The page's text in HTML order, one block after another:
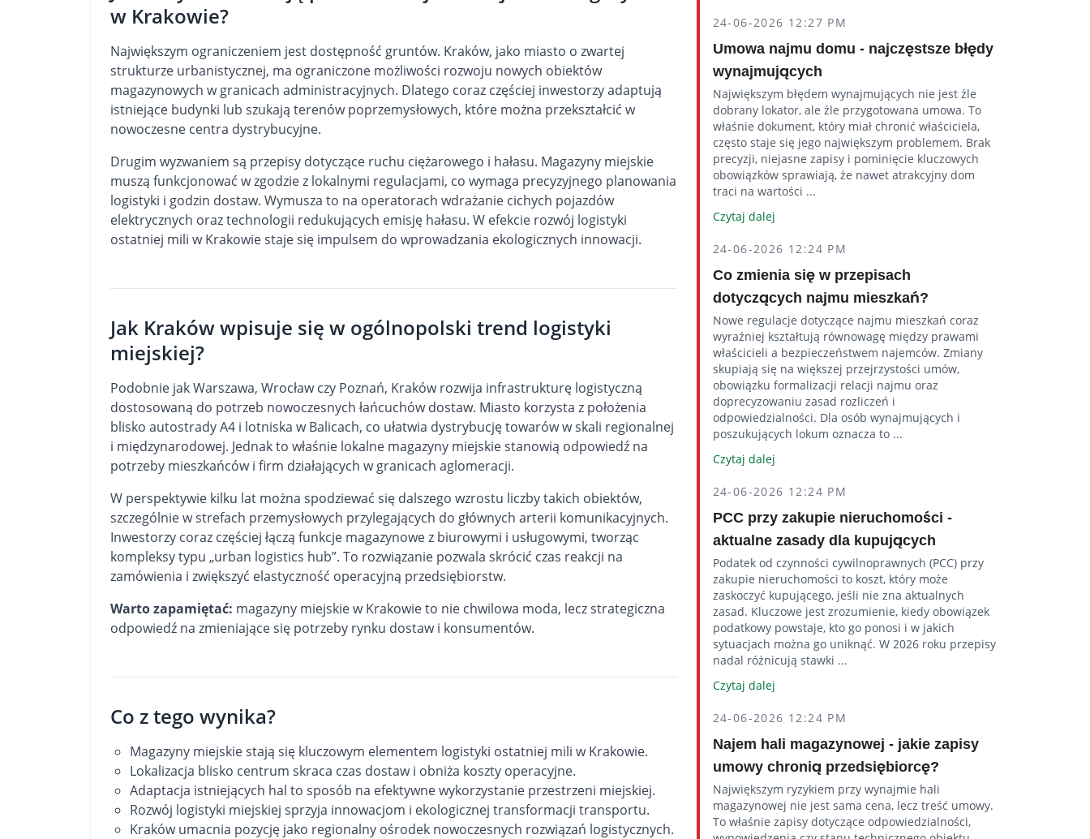
w Krakowie?
Największym ograniczeniem jest dostępność gruntów. Kraków, jako miasto o zwartej
strukturze urbanistycznej, ma ograniczone możliwości rozwoju nowych obiektów
magazynowych w granicach administracyjnych. Dlatego coraz częściej inwestorzy adaptują
istniejące budynki lub szukają terenów poprzemysłowych, które można przekształcić w
nowoczesne centra dystrybucyjne.
Drugim wyzwaniem są przepisy dotyczące ruchu ciężarowego i hałasu. Magazyny miejskie
muszą funkcjonować w zgodzie z lokalnymi regulacjami, co wymaga precyzyjnego planowania
logistyki i godzin dostaw. Wymusza to na operatorach wdrażanie cichych pojazdów
elektrycznych oraz technologii redukujących emisję hałasu. W efekcie rozwój logistyki
ostatniej mili w Krakowie staje się impulsem do wprowadzania ekologicznych innowacji.
Jak Kraków wpisuje się w ogólnopolski trend logistyki
miejskiej?
Podobnie jak Warszawa, Wrocław czy Poznań, Kraków rozwija infrastrukturę logistyczną
dostosowaną do potrzeb nowoczesnych łańcuchów dostaw. Miasto korzysta z położenia
blisko autostrady A4 i lotniska w Balicach, co ułatwia dystrybucję towarów w skali regionalnej
i międzynarodowej. Jednak to właśnie lokalne magazyny miejskie stanowią odpowiedź na
potrzeby mieszkańców i firm działających w granicach aglomeracji.
W perspektywie kilku lat można spodziewać się dalszego wzrostu liczby takich obiektów,
szczególnie w strefach przemysłowych przylegających do głównych arterii komunikacyjnych.
Inwestorzy coraz częściej łączą funkcje magazynowe z biurowymi i usługowymi, tworząc
kompleksy typu „urban logistics hub”. To rozwiązanie pozwala skrócić czas reakcji na
zamówienia i zwiększyć elastyczność operacyjną przedsiębiorstw.
Warto zapamiętać: magazyny miejskie w Krakowie to nie chwilowa moda, lecz strategiczna
odpowiedź na zmieniające się potrzeby rynku dostaw i konsumentów.
Co z tego wynika?
Magazyny miejskie stają się kluczowym elementem logistyki ostatniej mili w Krakowie.
Lokalizacja blisko centrum skraca czas dostaw i obniża koszty operacyjne.
Adaptacja istniejących hal to sposób na efektywne wykorzystanie przestrzeni miejskiej.
Rozwój logistyki miejskiej sprzyja innowacjom i ekologicznej transformacji transportu.
Kraków umacnia pozycję jako regionalny ośrodek nowoczesnych rozwiązań logistycznych.
24-06-2026 12:27 PM
Umowa najmu domu - najczęstsze błędy
wynajmujących
Największym błędem wynajmujących nie jest źle
dobrany lokator, ale źle przygotowana umowa. To
właśnie dokument, który miał chronić właściciela,
często staje się jego największym problemem. Brak
precyzji, niejasne zapisy i pominięcie kluczowych
obowiązków sprawiają, że nawet atrakcyjny dom
traci na wartości ...
Czytaj dalej
24-06-2026 12:24 PM
Co zmienia się w przepisach
dotyczących najmu mieszkań?
Nowe regulacje dotyczące najmu mieszkań coraz
wyraźniej kształtują równowagę między prawami
właścicieli a bezpieczeństwem najemców. Zmiany
skupiają się na większej przejrzystości umów,
obowiązku formalizacji relacji najmu oraz
doprecyzowaniu zasad rozliczeń i
odpowiedzialności. Dla osób wynajmujących i
poszukujących lokum oznacza to ...
Czytaj dalej
24-06-2026 12:24 PM
PCC przy zakupie nieruchomości -
aktualne zasady dla kupujących
Podatek od czynności cywilnoprawnych (PCC) przy
zakupie nieruchomości to koszt, który może
zaskoczyć kupującego, jeśli nie zna aktualnych
zasad. Kluczowe jest zrozumienie, kiedy obowiązek
podatkowy powstaje, kto go ponosi i w jakich
sytuacjach można go uniknąć. W 2026 roku przepisy
nadal różnicują stawki ...
Czytaj dalej
24-06-2026 12:24 PM
Najem hali magazynowej - jakie zapisy
umowy chronią przedsiębiorcę?
Największym ryzykiem przy wynajmie hali
magazynowej nie jest sama cena, lecz treść umowy.
To właśnie zapisy dotyczące odpowiedzialności,